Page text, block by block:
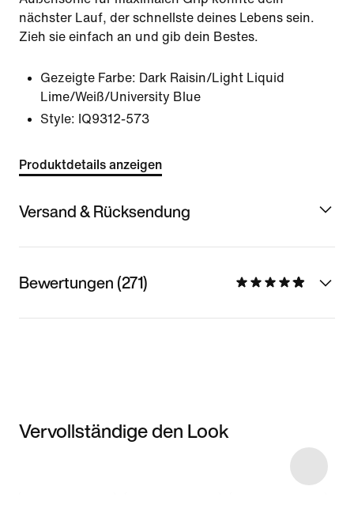
nächster Lauf, der schnellste deines Lebens sein.
Zieh sie einfach an und gib dein Bestes.
Gezeigte Farbe: Dark Raisin/Light Liquid
Lime/Weiß/University Blue
Style: IQ9312-573
Produktdetails anzeigen
Versand & Rücksendung
Bewertungen (271)
Vervollständige den Look